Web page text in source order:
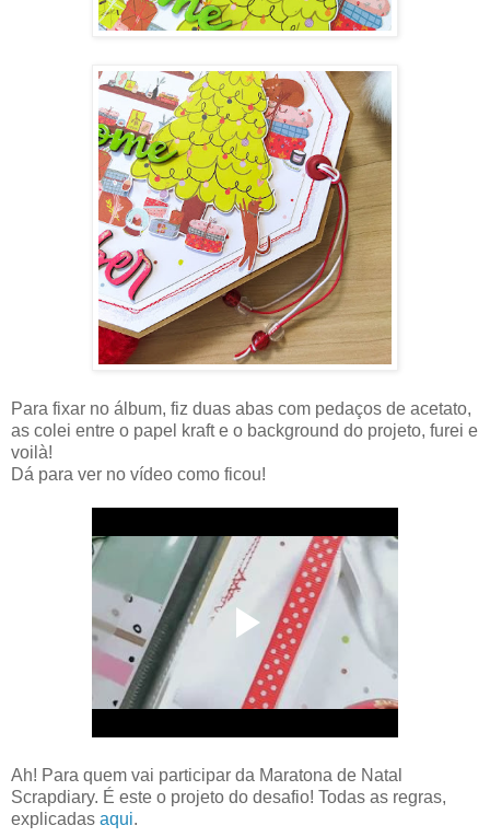
Para fixar no álbum, fiz duas abas com pedaços de acetato,
as colei entre o papel kraft e o background do projeto, furei e
voilà!
Dá para ver no vídeo como ficou!
Ah! Para quem vai participar da Maratona de Natal
Scrapdiary. É este o projeto do desafio! Todas as regras,
explicadas aqui.